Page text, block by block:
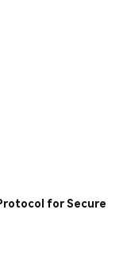
for Secure